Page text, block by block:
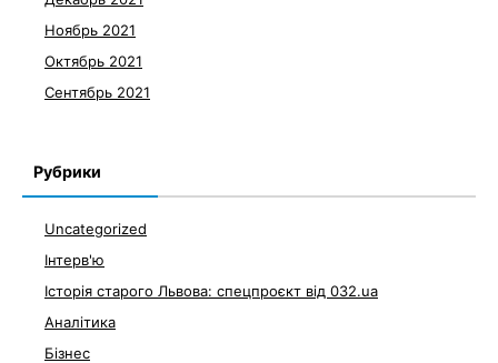
Ноябрь 2021
Октябрь 2021
Сентябрь 2021
Рубрики
Uncategorized
Інтерв'ю
Історія старого Львова: спецпроєкт від 032.ua
Аналітика
Бізнес